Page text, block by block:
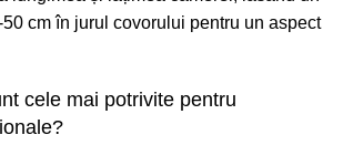
cm în jurul covorului pentru un aspect
cele mai potrivite pentru